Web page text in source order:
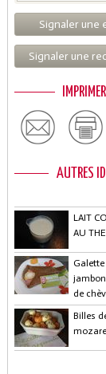
Signaler une
Signaler une
AUTRES
LAIT
AU
de
Billes